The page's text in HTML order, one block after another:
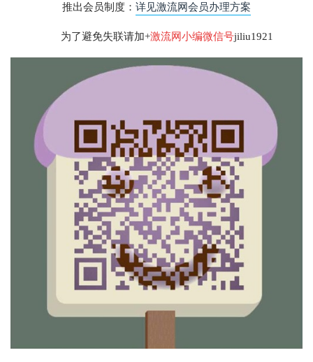
推出会员制度： 详见激流网会员办理方案
为了避免失联请加+激流网小编微信号jiliu1921